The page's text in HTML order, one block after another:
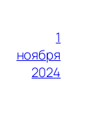
1
ноября
2024